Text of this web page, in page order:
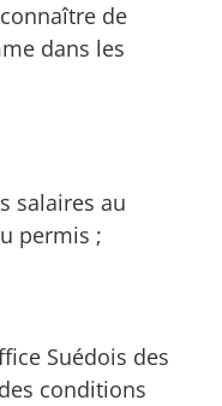
de
dans les
salaires au
permis ;
Suédois des
conditions